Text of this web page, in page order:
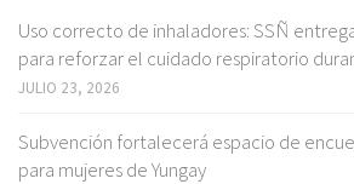
Uso correcto de inhaladores: SSÑ
para reforzar el cuidado respiratorio
JULIO 23, 2026
Subvención fortalecerá espacio de
para mujeres de Yungay